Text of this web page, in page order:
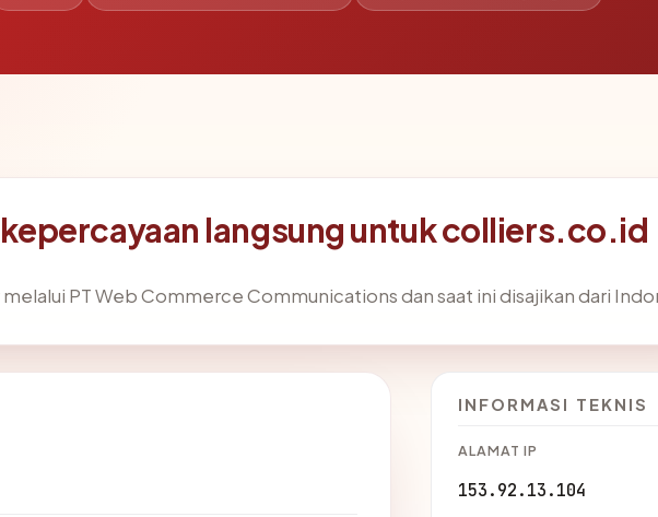
langsung untuk colliers.co.id
PT Web Commerce Communications dan saat ini disajikan dari
INFORMASI TEKNIS
ALAMAT IP
153.92.13.104